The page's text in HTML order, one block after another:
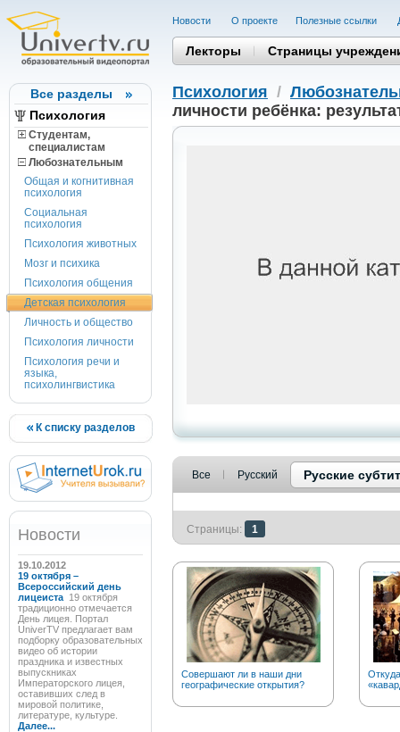
Все разделы
Психология
Студентам,
cпециалистам
Любознательным
Общая и когнитивная
психология
Социальная
психология
Психология животных
Мозг и психика
Психология общения
Детская психология
Личность и общество
Психология личности
Психология речи и
языка,
психолингвистика
К списку разделов
Новости
19.10.2012
19 октября –
Всероссийский день
лицеиста 19 октября
традиционно отмечается
День лицея. Портал
UniverTV предлагает вам
подборку образовательных
видео об истории
праздника и известных
выпускниках
Императорского лицея,
оставивших след в
мировой политике,
литературе, культуре.
Далее...
Новости О проекте Полезные cсылки
Лекторы Страницы
Психология /
личности ребёнка:
Все Русский Русские
Страницы: 1
Совершают ли в наши дни
географические открытия?